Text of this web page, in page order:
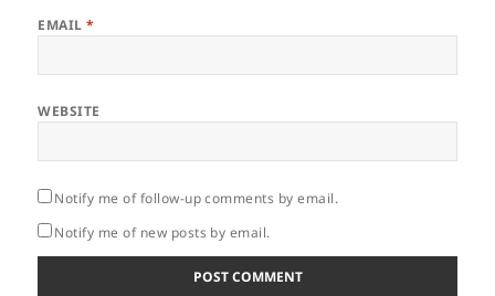
EMAIL*
WEBSITE
Notify me of follow-up comments by email.
Notify me of new posts by email.